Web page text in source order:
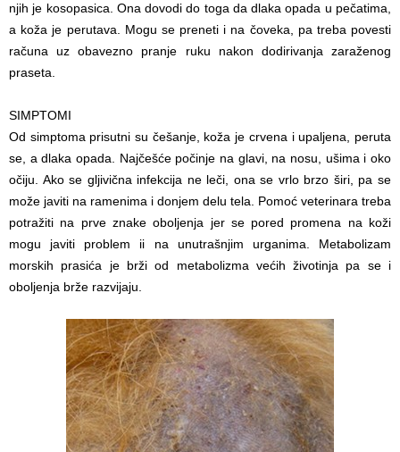
njih je kosopasica. Ona dovodi do toga da dlaka opada u pečatima,
a koža je perutava. Mogu se preneti i na čoveka, pa treba povesti
računa uz obavezno pranje ruku nakon dodirivanja zaraženog
praseta.
SIMPTOMI
Od simptoma prisutni su češanje, koža je crvena i upaljena, peruta
se, a dlaka opada. Najčešće počinje na glavi, na nosu, ušima i oko
očiju. Ako se gljivična infekcija ne leči, ona se vrlo brzo širi, pa se
može javiti na ramenima i donjem delu tela. Pomoć veterinara treba
potražiti na prve znake oboljenja jer se pored promena na koži
mogu javiti problem ii na unutrašnjim urganima. Metabolizam
morskih prasića je brži od metabolizma većih životinja pa se i
oboljenja brže razvijaju.